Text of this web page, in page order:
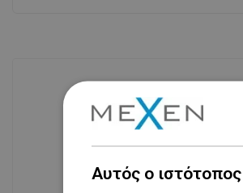
Διαθεσιμότητα
θέσεις παλετών παρέχει
Αυτός ο